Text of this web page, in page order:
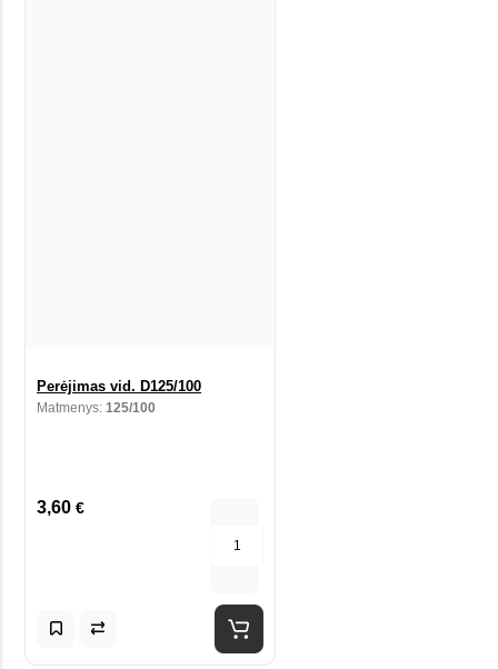
Perėjimas vid. D125/100
Matmenys: 125/100
3,60 €